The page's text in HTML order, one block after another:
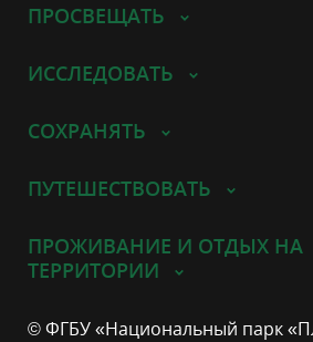
ПРОСВЕЩАТЬ
ИССЛЕДОВАТЬ
СОХРАНЯТЬ
ПУТЕШЕСТВОВАТЬ
ПРОЖИВАНИЕ И ОТДЫХ НА
ТЕРРИТОРИИ
© ФГБУ «Национальный парк